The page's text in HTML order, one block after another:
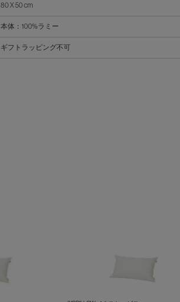
80 X 50 cm
本体：100%ラミー
ギフトラッピング不可